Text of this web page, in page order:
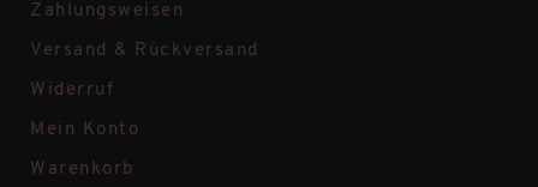
Zahlungsweisen
Versand & Rückversand
Widerruf
Mein Konto
Warenkorb